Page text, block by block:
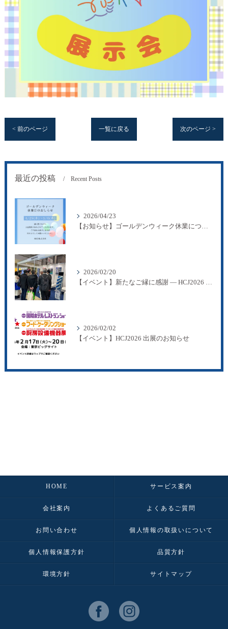
< 前のページ 一覧に戻る 次のページ >
最近の投稿 Recent Posts
2026/04/23
【お知らせ】ゴールデンウィーク休業について
2026/02/20
【イベント】新たなご縁に感謝 ― HCJ2026 出展のご報告
2026/02/02
【イベント】HCJ2026 出展のお知らせ
HOME サービス案内
会社案内 よくあるご質問
お問い合わせ 個人情報の取扱いについて
個人情報保護方針 品質方針
環境方針 サイトマップ